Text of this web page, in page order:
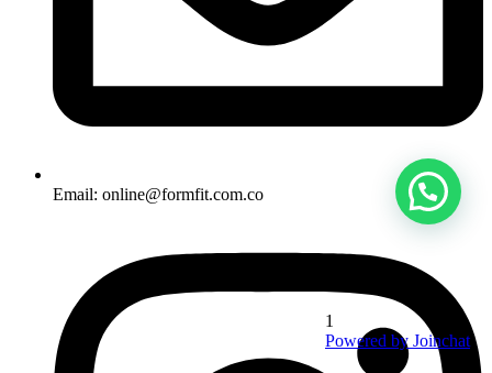
Email: online@formfit.com.co
1
Powered by Joinchat